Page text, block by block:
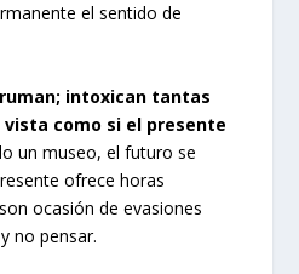
el sentido de
intoxican tantas
como si el presente
un museo, el futuro se
ofrece horas
ocasión de evasiones
no pensar.